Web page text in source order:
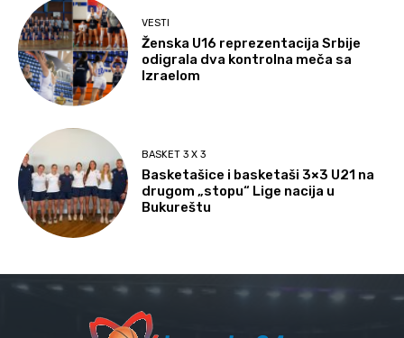
VESTI
Ženska U16 reprezentacija Srbije
odigrala dva kontrolna meča sa
Izraelom
BASKET 3 X 3
Basketašice i basketaši 3×3 U21 na
drugom „stopu“ Lige nacija u
Bukureštu